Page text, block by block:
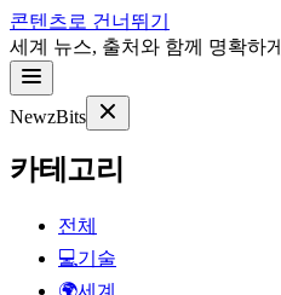
콘텐츠로 건너뛰기
세계 뉴스, 출처와 함께 명확하게
NewzBits
카테고리
전체
💻기술
🌍세계